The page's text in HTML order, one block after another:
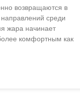
возвращаются в
среди
жара начинает
комфортным как